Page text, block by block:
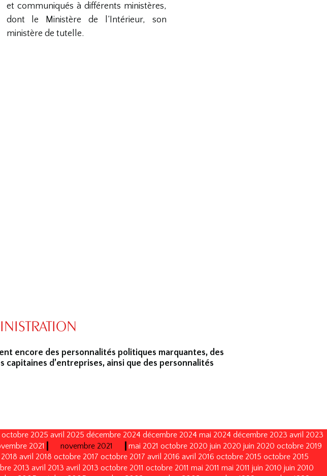
et communiqués à différents ministères,
dont le Ministère de l’Intérieur, son
ministère de tutelle.
encore des personnalités politiques marquantes, des
d’entreprises, ainsi que des personnalités
octobre 2025 avril 2025 décembre 2024 décembre 2024 mai 2024 décembre 2023 avril 2023
2021 novembre 2021 mai 2021 octobre 2020 juin 2020 juin 2020 octobre 2019
avril 2018 octobre 2017 octobre 2017 avril 2016 avril 2016 octobre 2015 octobre 2015
2013 avril 2013 avril 2013 octobre 2011 octobre 2011 mai 2011 mai 2011 juin 2010 juin 2010